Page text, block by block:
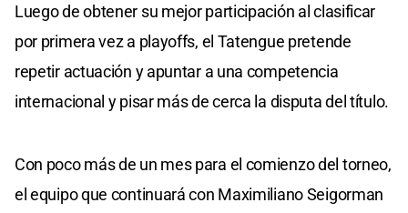
Luego de obtener su mejor participación al clasificar
por primera vez a playoffs, el Tatengue pretende
repetir actuación y apuntar a una competencia
internacional y pisar más de cerca la disputa del título.
Con poco más de un mes para el comienzo del torneo,
el equipo que continuará con Maximiliano Seigorman